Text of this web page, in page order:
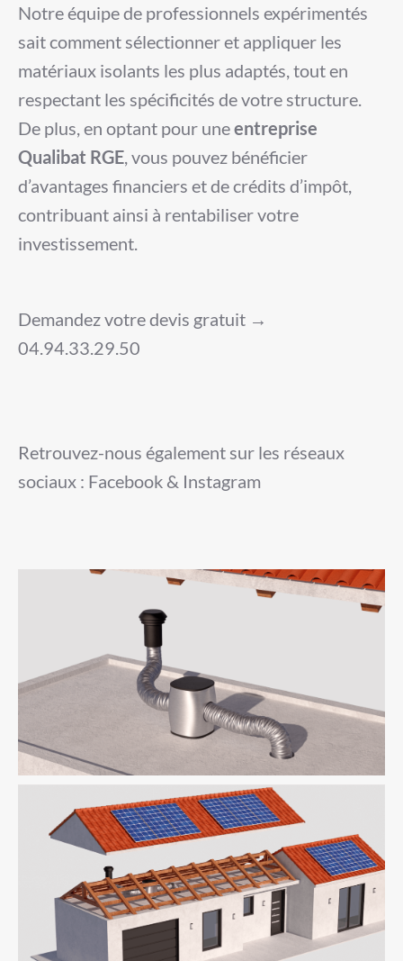
Notre équipe de professionnels expérimentés
sait comment sélectionner et appliquer les
matériaux isolants les plus adaptés, tout en
respectant les spécificités de votre structure.
De plus, en optant pour uneentreprise
Qualibat RGE , vous pouvez bénéficier
d’avantages financiers et de crédits d’impôt,
contribuant ainsi à rentabiliser votre
investissement.
Demandez votre devis gratuit →
04.94.33.29.50
Retrouvez-nous également sur les réseaux
sociaux : Facebook & Instagram